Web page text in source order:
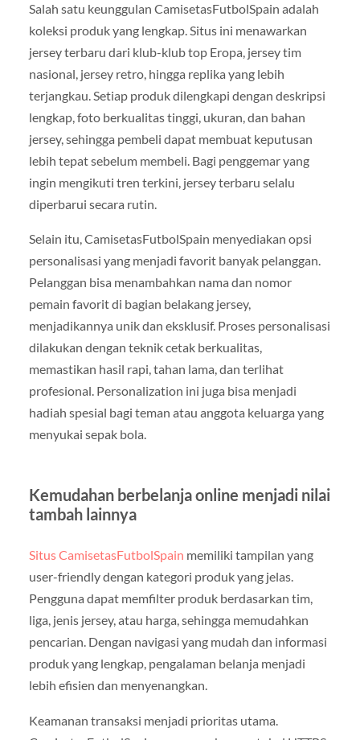
Salah satu keunggulan CamisetasFutbolSpain adalah
koleksi produk yang lengkap. Situs ini menawarkan
jersey terbaru dari klub-klub top Eropa, jersey tim
nasional, jersey retro, hingga replika yang lebih
terjangkau. Setiap produk dilengkapi dengan deskripsi
lengkap, foto berkualitas tinggi, ukuran, dan bahan
jersey, sehingga pembeli dapat membuat keputusan
lebih tepat sebelum membeli. Bagi penggemar yang
ingin mengikuti tren terkini, jersey terbaru selalu
diperbarui secara rutin.
Selain itu, CamisetasFutbolSpain menyediakan opsi
personalisasi yang menjadi favorit banyak pelanggan.
Pelanggan bisa menambahkan nama dan nomor
pemain favorit di bagian belakang jersey,
menjadikannya unik dan eksklusif. Proses personalisasi
dilakukan dengan teknik cetak berkualitas,
memastikan hasil rapi, tahan lama, dan terlihat
profesional. Personalization ini juga bisa menjadi
hadiah spesial bagi teman atau anggota keluarga yang
menyukai sepak bola.
Kemudahan berbelanja online menjadi nilai
tambah lainnya
Situs CamisetasFutbolSpain memiliki tampilan yang
user-friendly dengan kategori produk yang jelas.
Pengguna dapat memfilter produk berdasarkan tim,
liga, jenis jersey, atau harga, sehingga memudahkan
pencarian. Dengan navigasi yang mudah dan informasi
produk yang lengkap, pengalaman belanja menjadi
lebih efisien dan menyenangkan.
Keamanan transaksi menjadi prioritas utama.